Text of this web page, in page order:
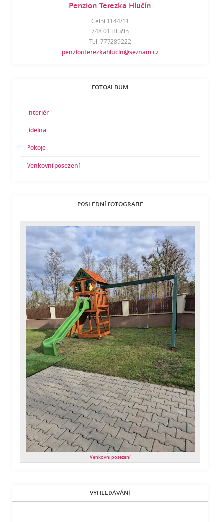
Penzion Terezka Hlučín
Celní 1144/11
748 01 Hlučín
Tel: 777289222
penzionterezkahlucin@seznam.cz
FOTOALBUM
Interiér
Jídelna
Pokoje
Venkovní posezení
POSLEDNÍ FOTOGRAFIE
Venkovní posezení
VYHLEDÁVÁNÍ